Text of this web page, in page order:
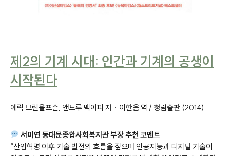
제2의 기계 시대: 인간과 기계의 공생이
시작된다
에릭 브린욜프슨, 앤드루 맥아피 저 · 이한음 역 / 청림출판 (2014)
서미연 동대문종합사회복지관 부장 추천 코멘트
“산업혁명 이후 기술 발전의 흐름을 짚으며 인공지능과 디지털 기술이